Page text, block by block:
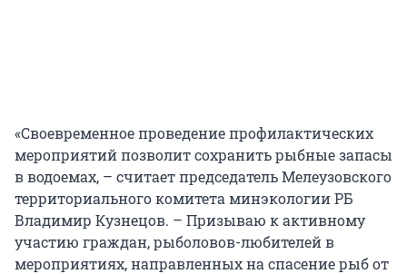
«Своевременное проведение профилактических
мероприятий позволит сохранить рыбные запасы
в водоемах, – считает председатель Мелеузовского
территориального комитета минэкологии РБ
Владимир Кузнецов. – Призываю к активному
участию граждан, рыболовов-любителей в
мероприятиях, направленных на спасение рыб от